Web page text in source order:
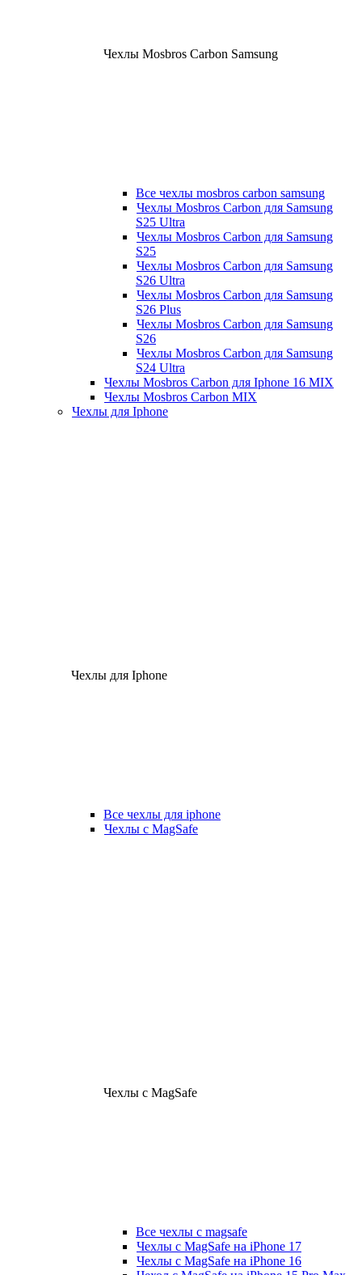
Чехлы Mosbros Carbon Samsung
Все чехлы mosbros carbon samsung
Чехлы Mosbros Carbon для Samsung
S25 Ultra
Чехлы Mosbros Carbon для Samsung
S25
Чехлы Mosbros Carbon для Samsung
S26 Ultra
Чехлы Mosbros Carbon для Samsung
S26 Plus
Чехлы Mosbros Carbon для Samsung
S26
Чехлы Mosbros Carbon для Samsung
S24 Ultra
Чехлы Mosbros Carbon для Iphone 16 MIX
Чехлы Mosbros Carbon MIX
Чехлы для Iphone
Чехлы для Iphone
Все чехлы для iphone
Чехлы с MagSafe
Чехлы с MagSafe
Все чехлы с magsafe
Чехлы с MagSafe на iPhone 17
Чехлы с MagSafe на iPhone 16